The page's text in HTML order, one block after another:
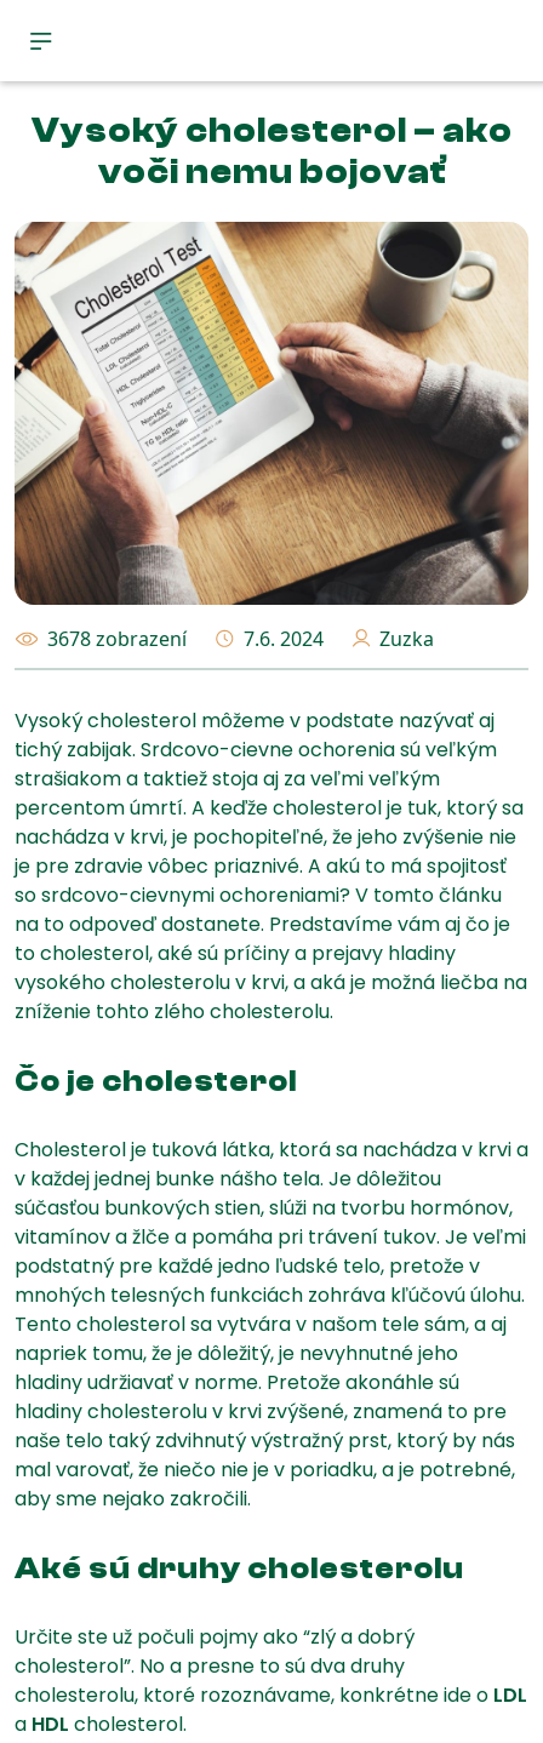
Vysoký cholesterol – ako
voči nemu bojovať
3678 zobrazení 7.6. 2024 Zuzka
Vysoký cholesterol môžeme v podstate nazývať aj
tichý zabijak. Srdcovo-cievne ochorenia sú veľkým
strašiakom a taktiež stoja aj za veľmi veľkým
percentom úmrtí. A keďže cholesterol je tuk, ktorý sa
nachádza v krvi, je pochopiteľné, že jeho zvýšenie nie
je pre zdravie vôbec priaznivé. A akú to má spojitosť
so srdcovo-cievnymi ochoreniami? V tomto článku
na to odpoveď dostanete. Predstavíme vám aj čo je
to cholesterol, aké sú príčiny a prejavy hladiny
vysokého cholesterolu v krvi, a aká je možná liečba na
zníženie tohto zlého cholesterolu.
Čo je cholesterol
Cholesterol je tuková látka, ktorá sa nachádza v krvi a
v každej jednej bunke nášho tela. Je dôležitou
súčasťou bunkových stien, slúži na tvorbu hormónov,
vitamínov a žlče a pomáha pri trávení tukov. Je veľmi
podstatný pre každé jedno ľudské telo, pretože v
mnohých telesných funkciách zohráva kľúčovú úlohu.
Tento cholesterol sa vytvára v našom tele sám, a aj
napriek tomu, že je dôležitý, je nevyhnutné jeho
hladiny udržiavať v norme. Pretože akonáhle sú
hladiny cholesterolu v krvi zvýšené, znamená to pre
naše telo taký zdvihnutý výstražný prst, ktorý by nás
mal varovať, že niečo nie je v poriadku, a je potrebné,
aby sme nejako zakročili.
Aké sú druhy cholesterolu
Určite ste už počuli pojmy ako “zlý a dobrý
cholesterol”. No a presne to sú dva druhy
cholesterolu, ktoré rozoznávame, konkrétne ide o LDL
a HDL cholesterol.